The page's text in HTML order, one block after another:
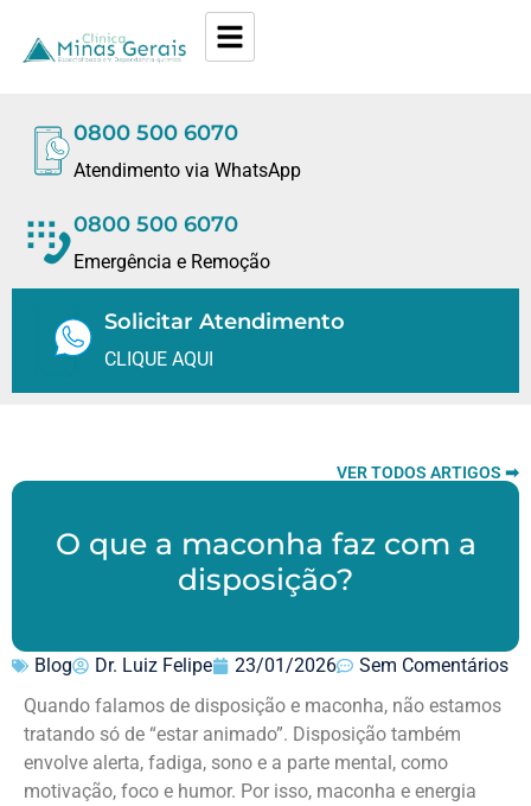
0800 500 6070
Atendimento via WhatsApp
0800 500 6070
Emergência e Remoção
Solicitar Atendimento
CLIQUE AQUI
VER TODOS ARTIGOS ➡
O que a maconha faz com a
disposição?
Blog Dr. Luiz Felipe 23/01/2026
Sem Comentários
Quando falamos de disposição e maconha, não estamos
tratando só de “estar animado”. Disposição também
envolve alerta, fadiga, sono e a parte mental, como
motivação, foco e humor. Por isso, maconha e energia